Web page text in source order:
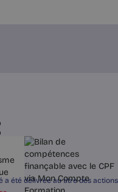
(entreprise, poste ou
vous lancer.
a été délivrée au titre des